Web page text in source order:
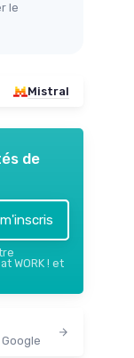
le
Mistral
de
WORK ! et